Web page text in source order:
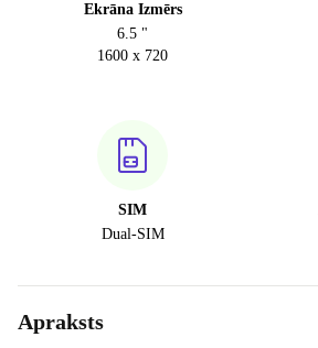
Ekrāna Izmērs
6.5 "
1600 x 720
SIM
Dual-SIM
Apraksts